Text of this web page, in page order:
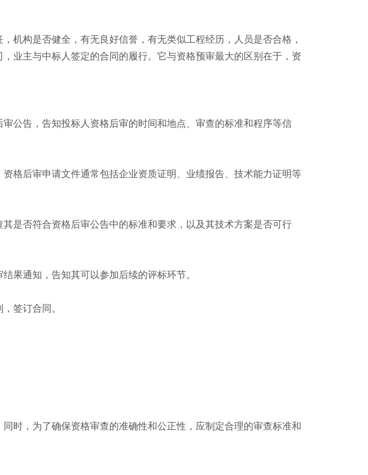
机构是否健全，有无良好信誉，有无类似工程经历，人员是否合格，
业主与中标人签定的合同的履行。它与资格预审最大的区别在于，资
公告，告知投标人资格后审的时间和地点、审查的标准和程序等信
格后审申请文件通常包括企业资质证明、业绩报告、技术能力证明等
是否符合资格后审公告中的标准和要求，以及其技术方案是否可行
果通知，告知其可以参加后续的评标环节。
签订合同。
时，为了确保资格审查的准确性和公正性，应制定合理的审查标准和